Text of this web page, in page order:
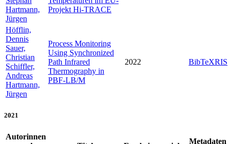
Hartmann,
Jürgen
Projekt Hi-TRACE
Höfflin,
Dennis
Sauer,
Christian
Schiffler,
Andreas
Hartmann,
Jürgen
Process Monitoring
Using Synchronized
Path Infrared
Thermography in
PBF-LB/M
2022 BibTeXRIS
2021
Autorinnen
Metadaten